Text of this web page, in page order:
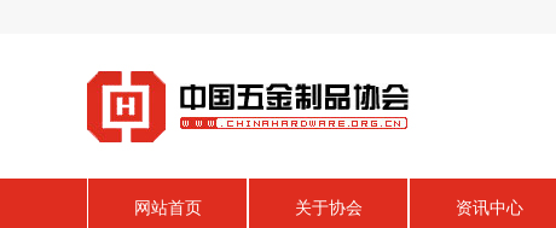
网站首页 关于协会 资讯中心